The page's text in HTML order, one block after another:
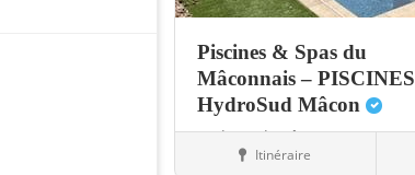
Piscines & Spas du
Mâconnais – PISCINES
HydroSud Mâcon
Hydrosud,Mâcon
Boutiques
Itinéraire